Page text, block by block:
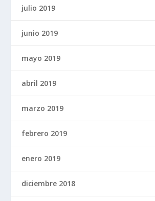
julio 2019
junio 2019
mayo 2019
abril 2019
marzo 2019
febrero 2019
enero 2019
diciembre 2018